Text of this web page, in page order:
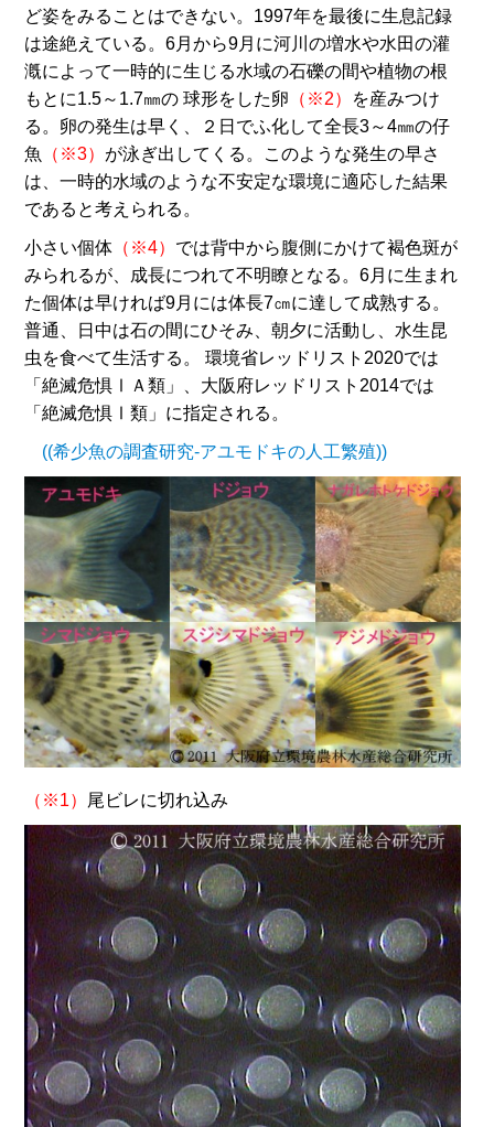
ど姿をみることはできない。1997年を最後に生息記録
は途絶えている。6月から9月に河川の増水や水田の灌
漑によって一時的に生じる水域の石礫の間や植物の根
もとに1.5～1.7㎜の 球形をした卵 （※2） を産みつけ
る。卵の発生は早く、２日でふ化して全長3～4㎜の仔
魚
（※3） が泳ぎ出してくる。このような発生の早さ
は、一時的水域のような不安定な環境に適応した結果
であると考えられる。
小さい個体 （※4） では背中から腹側にかけて褐色斑が
みられるが、成長につれて不明瞭となる。6月に生まれ
た個体は早ければ9月には体長7㎝に達して成熟する。
普通、日中は石の間にひそみ、朝夕に活動し、水生昆
虫を食べて生活する。 環境省レッドリスト2020では
「絶滅危惧ⅠＡ類」、大阪府レッドリスト2014では
「絶滅危惧Ⅰ類」に指定される。
((希少魚の調査研究-アユモドキの人工繁殖))
（※1） 尾ビレに切れ込み